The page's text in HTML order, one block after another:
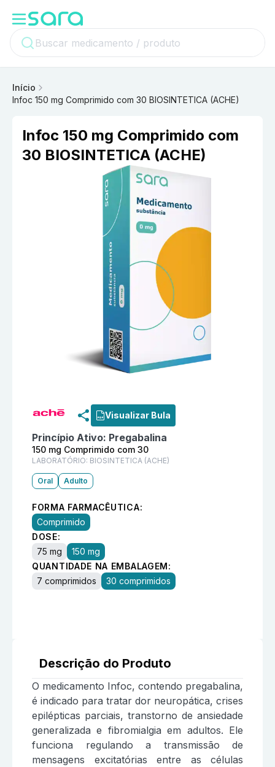
Início
Infoc 150 mg Comprimido com 30 BIOSINTETICA (ACHE)
Infoc 150 mg Comprimido com
30 BIOSINTETICA (ACHE)
Visualizar Bula
Princípio Ativo: Pregabalina
150 mg Comprimido com 30
LABORATÓRIO: BIOSINTETICA (ACHE)
Oral Adulto
FORMA FARMACÊUTICA:
Comprimido
DOSE:
75 mg
150 mg
QUANTIDADE NA EMBALAGEM:
7 comprimidos
30 comprimidos
Descrição do Produto
O medicamento Infoc, contendo pregabalina,
é indicado para tratar dor neuropática, crises
epilépticas parciais, transtorno de ansiedade
generalizada e fibromialgia em adultos. Ele
funciona regulando a transmissão de
mensagens excitatórias entre as células